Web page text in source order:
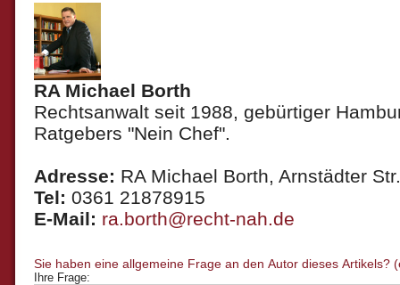
RA Michael Borth
Rechtsanwalt seit 1988, gebürtiger
Ratgebers "Nein Chef".
Adresse: RA Michael Borth, Arnstädter
Tel: 0361 21878915
E-Mail: ra.borth@recht-nah.de
Ihre Frage: